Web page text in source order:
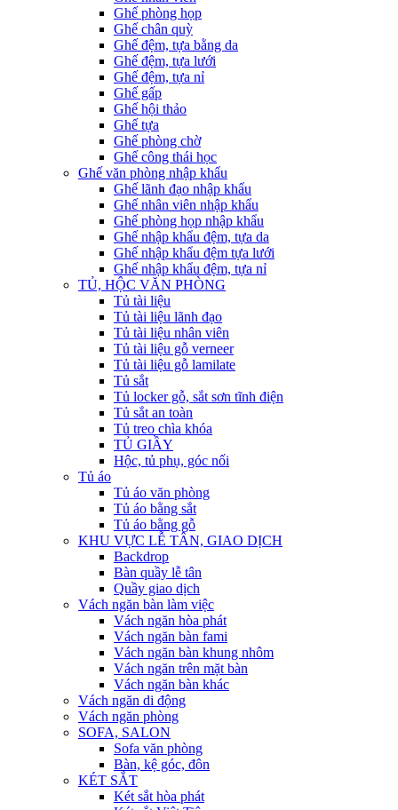
Ghế phòng họp
Ghế chân quỳ
Ghế đệm, tựa bằng da
Ghế đệm, tựa lưới
Ghế đệm, tựa nỉ
Ghế gấp
Ghế hội thảo
Ghế tựa
Ghế phòng chờ
Ghế công thái học
Ghế văn phòng nhập khẩu
Ghế lãnh đạo nhập khẩu
Ghế nhân viên nhập khẩu
Ghế phòng họp nhập khẩu
Ghế nhập khẩu đệm, tựa da
Ghế nhập khẩu đệm tựa lưới
Ghế nhập khẩu đệm, tựa nỉ
TỦ, HỘC VĂN PHÒNG
Tủ tài liệu
Tủ tài liệu lãnh đạo
Tủ tài liệu nhân viên
Tủ tài liệu gỗ verneer
Tủ tài liệu gỗ lamilate
Tủ sắt
Tủ locker gỗ, sắt sơn tĩnh điện
Tủ sắt an toàn
Tủ treo chìa khóa
TỦ GIẦY
Hộc, tủ phụ, góc nối
Tủ áo
Tủ áo văn phòng
Tủ áo bằng sắt
Tủ áo bằng gỗ
KHU VỰC LỄ TÂN, GIAO DỊCH
Backdrop
Bàn quầy lễ tân
Quầy giao dịch
Vách ngăn bàn làm việc
Vách ngăn hòa phát
Vách ngăn bàn fami
Vách ngăn bàn khung nhôm
Vách ngăn trên mặt bàn
Vách ngăn bàn khác
Vách ngăn di động
Vách ngăn phòng
SOFA, SALON
Sofa văn phòng
Bàn, kệ góc, đôn
KÉT SẮT
Két sắt hòa phát